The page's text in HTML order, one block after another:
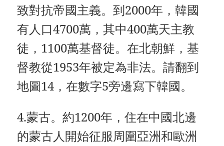
致對抗帝國主義。到2000年，韓國
有人口4700萬，其中400萬天主教
徒，1100萬基督徒。在北朝鮮，基
督教從1953年被定為非法。請翻到
地圖14，在數字5旁邊寫下韓國。
4.蒙古。約1200年，住在中國北邊
的蒙古人開始征服周圍亞洲和歐洲